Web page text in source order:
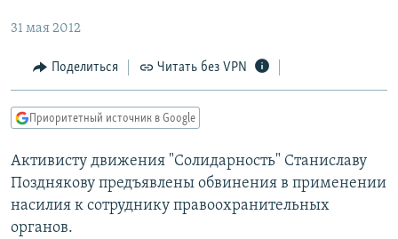
Вернутся
Вернутся
поиску
МНЕНИЯ
КУЛЬТУРА
КАВКАЗ.РЕАЛИИ
СЕВЕР.РЕАЛИИ
СИБИРЬ.РЕАЛИИ
РАСПИСАНИЕ ВЕЩАНИЯ
31 мая 2012
Поделиться Читать без VPN
Приоритетный источник в Google
Активисту движения "Солидарность" Станиславу
Позднякову предъявлены обвинения в применении
насилия к сотруднику правоохранительных
органов.